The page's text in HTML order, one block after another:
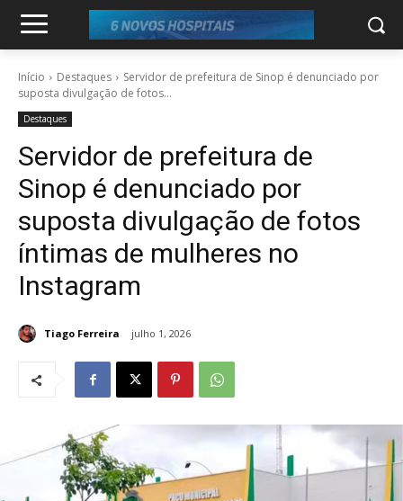
Início Destaques
Servidor de prefeitura de Sinop é denunciado por
suposta divulgação de fotos...
Destaques
Servidor de prefeitura de
Sinop é denunciado por
suposta divulgação de fotos
íntimas de mulheres no
Instagram
Tiago Ferreira julho 1, 2026